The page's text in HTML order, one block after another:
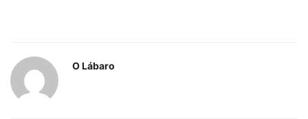
O Lábaro